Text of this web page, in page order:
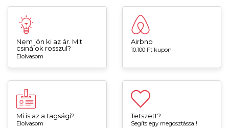
Nem jön ki az ár. Mit
csinálok rosszul?
Elolvasom
Airbnb
10.100 Ft kupon
Mi is az a tagsági?
Elolvasom
Tetszett?
Segíts egy megosztással!